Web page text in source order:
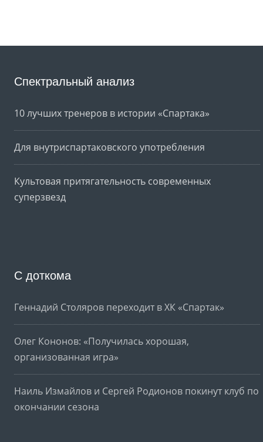
Спектральный анализ
10 лучших тренеров в истории «Спартака»
Для внутриспартаковского употребления
Культовая притягательность современных
суперзвезд
С доткома
Геннадий Столяров переходит в ХК «Спартак»
Олег Кононов: «Получилась хорошая,
организованная игра»
Наиль Измайлов и Сергей Родионов покинут клуб по
окончании сезона